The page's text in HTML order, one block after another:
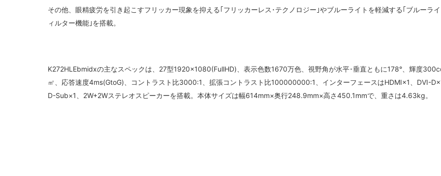
その他、眼精疲労を引き起こすフリッカー現象を抑える｢フリッカーレス･テクノロジー｣やブルーライトを軽減する｢ブルーラ
ィルター機能｣を搭載。
K272HLEbmidxの主なスペックは、27型1920×1080(FullHD)、表示色数1670万色、視野角が水平･垂直ともに178°、輝度
㎡、応答速度4ms(GtoG)、コントラスト比3000:1、拡張コントラスト比100000000:1、インターフェースはHDMI×1、DVI-
D-Sub×1、2W+2Wステレオスピーカーを搭載。本体サイズは幅614mm×奥行248.9mm×高さ450.1mmで、重さは4.63kg。